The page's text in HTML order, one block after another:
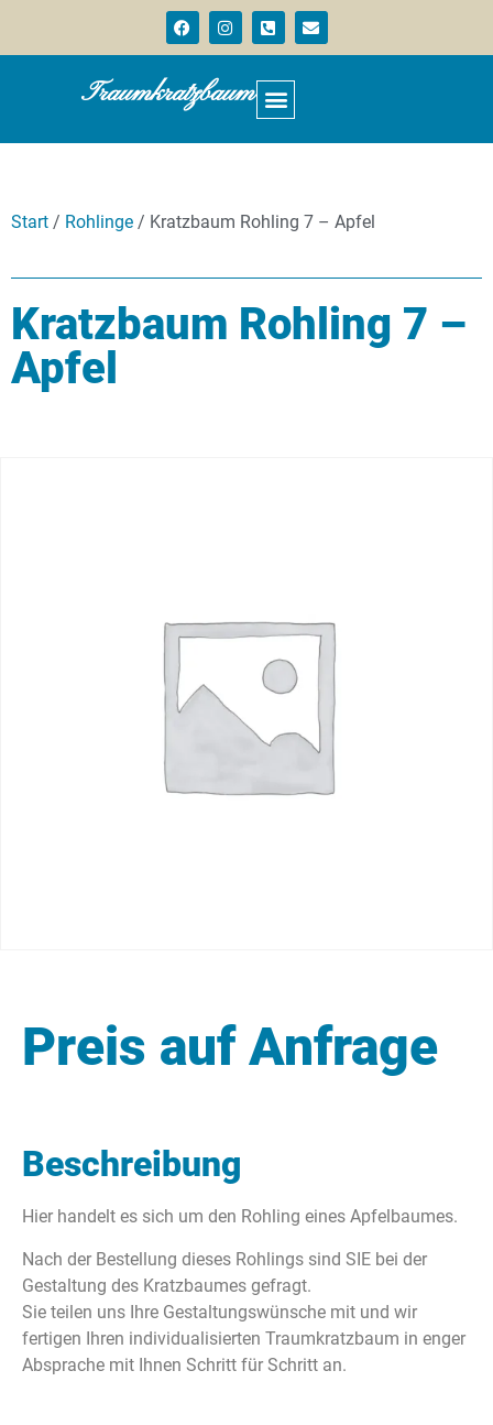
Traumkratzbaum
Start / Rohlinge / Kratzbaum Rohling 7 – Apfel
Kratzbaum Rohling 7 –
Apfel
Preis auf Anfrage
Beschreibung
Hier handelt es sich um den Rohling eines Apfelbaumes.
Nach der Bestellung dieses Rohlings sind SIE bei der
Gestaltung des Kratzbaumes gefragt.
Sie teilen uns Ihre Gestaltungswünsche mit und wir
fertigen Ihren individualisierten Traumkratzbaum in enger
Absprache mit Ihnen Schritt für Schritt an.